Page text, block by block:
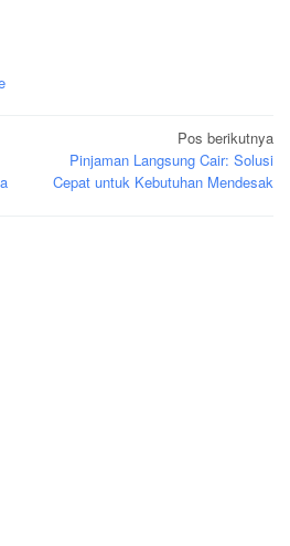
Pos berikutnya
Pinjaman Langsung Cair: Solusi
Cepat untuk Kebutuhan Mendesak